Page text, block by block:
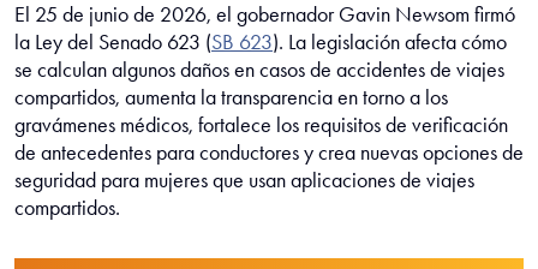
El 25 de junio de 2026, el gobernador Gavin Newsom firmó
la Ley del Senado 623 (SB 623). La legislación afecta cómo
se calculan algunos daños en casos de accidentes de viajes
compartidos, aumenta la transparencia en torno a los
gravámenes médicos, fortalece los requisitos de verificación
de antecedentes para conductores y crea nuevas opciones de
seguridad para mujeres que usan aplicaciones de viajes
compartidos.